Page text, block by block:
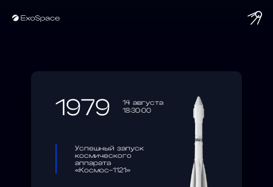
1979
14 августа
18:30:00
Успешный запуск
космического
аппарата
«Космос-1121»